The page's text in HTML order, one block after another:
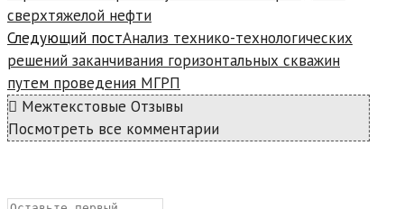
сверхтяжелой нефти
Следующий постАнализ технико-технологических
решений заканчивания горизонтальных скважин
путем проведения МГРП
Межтекстовые Отзывы
Посмотреть все комментарии